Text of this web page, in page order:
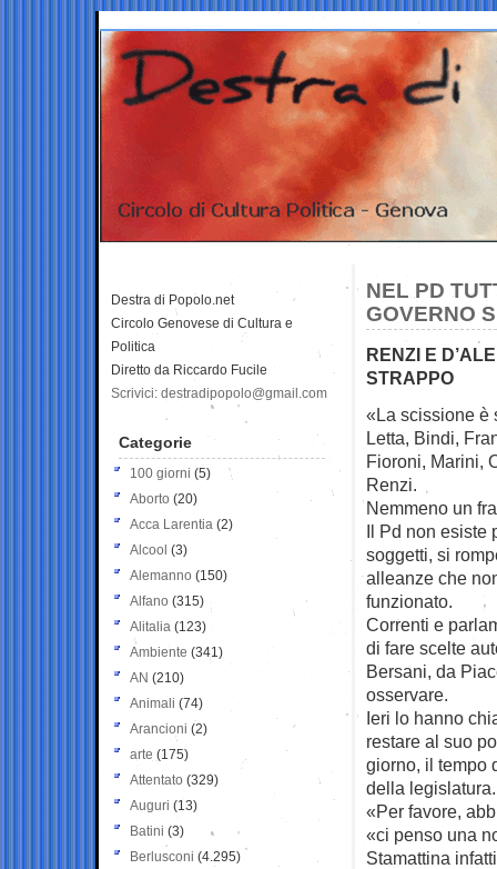
NEL PD
GOVERNO
RENZI E
STRAPPO
«La scissione è
Letta, Bindi,
Fioroni, Marini,
Renzi.
Nemmeno un
Il Pd non esiste
soggetti, si
alleanze che
funzionato.
Correnti e
di fare scelte
Bersani, da
osservare.
Ieri lo hanno
restare al suo
giorno, il tempo
della legislatura.
«Per favore,
«ci penso una
Stamattina
Destra di Popolo.net
Circolo Genovese di Cultura e
Politica
Diretto da Riccardo Fucile
Scrivici: destradipopolo@gmail.com
Categorie
100 giorni (5)
Aborto (20)
Acca Larentia (2)
Alcool (3)
Alemanno (150)
Alfano (315)
Alitalia (123)
Ambiente (341)
AN (210)
Animali (74)
Arancioni (2)
arte (175)
Attentato (329)
Auguri (13)
Batini (3)
Berlusconi (4.295)